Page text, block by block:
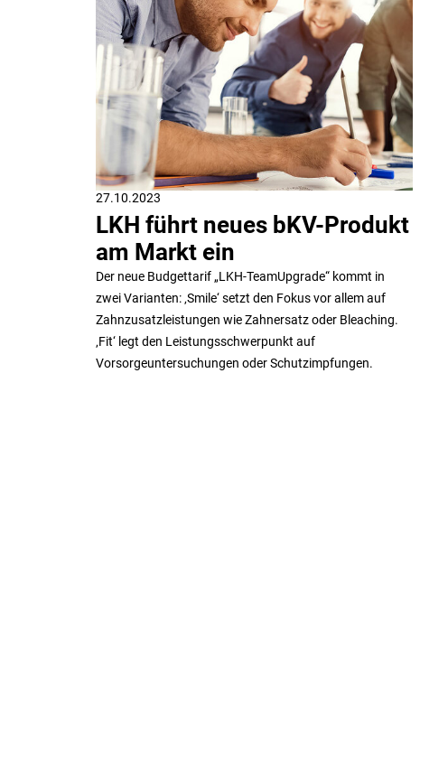
27.10.2023
LKH führt neues bKV-Produkt
am Markt ein
Der neue Budgettarif „LKH-TeamUpgrade“ kommt in
zwei Varianten: ‚Smile‘ setzt den Fokus vor allem auf
Zahnzusatzleistungen wie Zahnersatz oder Bleaching.
‚Fit‘ legt den Leistungsschwerpunkt auf
Vorsorgeuntersuchungen oder Schutzimpfungen.